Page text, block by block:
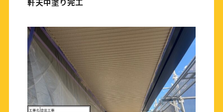
軒天中塗り完工